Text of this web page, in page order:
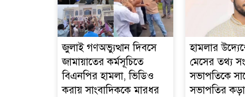
জুলাই গণঅভ্যুত্থান দিবসে
জামায়াতের কর্মসূচিতে
বিএনপির হামলা, ভিডিও
করায় সাংবাদিককে মারধর
হামলার
মেসের তথ্য
সভাপতিকে
সভাপতির কড়া